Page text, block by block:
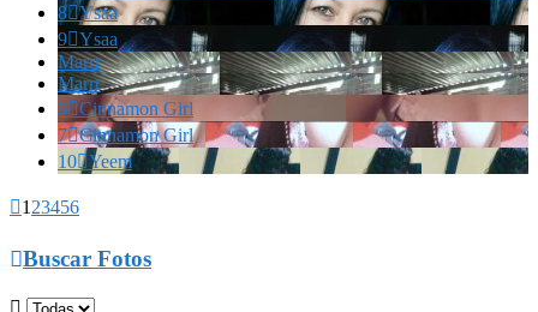
8Ysaa
9Ysaa
Marrr
Marrr
6Cinnamon Girl
7Cinnamon Girl
10Yeem
1 23456
Buscar Fotos